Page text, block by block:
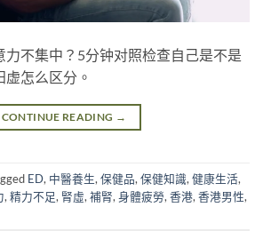
力不集中？5分钟对照检查自己是不是
怎么区分。
CONTINUE READING →
ED, 中醫養生, 保健品, 保健知識, 健康生活,
, 精力不足, 腎虛, 補腎, 身體疲勞, 香港, 香港男性,